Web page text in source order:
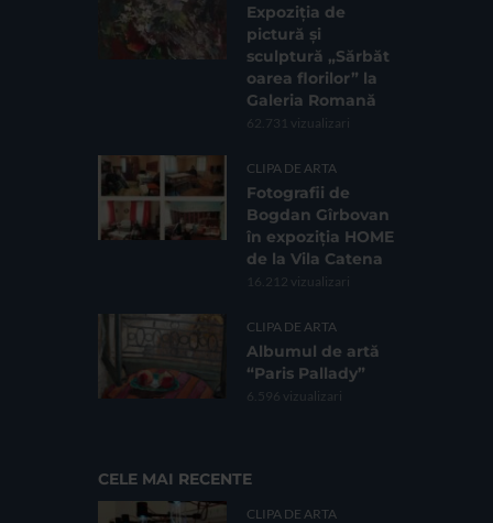
Expoziția de
pictură și
sculptură „Sărbăt
oarea florilor” la
Galeria Romană
62.731 vizualizari
CLIPA DE ARTA
Fotografii de
Bogdan Gîrbovan
în expoziția HOME
de la Vila Catena
16.212 vizualizari
CLIPA DE ARTA
Albumul de artă
“Paris Pallady”
6.596 vizualizari
CELE MAI RECENTE
CLIPA DE ARTA